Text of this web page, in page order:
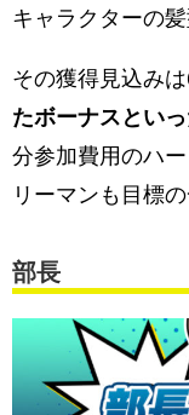
キャラクターの
その獲得見込み
たボーナスとい
分参加費用のハ
リーマンも目標
部長